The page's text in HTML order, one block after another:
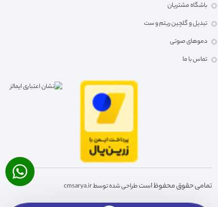
باشگاه مشتریان
تبدیل و گلچین ریتم و ست
دموهای صوتی
تماس با ما
تمامی حقوق محفوظ استطراحی شده توسط cmsarya.ir